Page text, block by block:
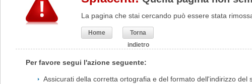
La pagina che stai cercando può essere stata
Home
Torna
indietro
Per favore segui l'azione seguente:
Assicurati della corretta ortografia e del formato dell'indirizzo